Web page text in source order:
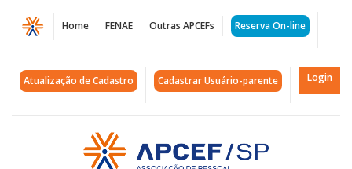
Página
Rede
do
oferece
Home FENAE Outras APCEFs Reserva On-line
Atualização de Cadastro Cadastrar Usuário-parente Login
Acessar
página
inicial